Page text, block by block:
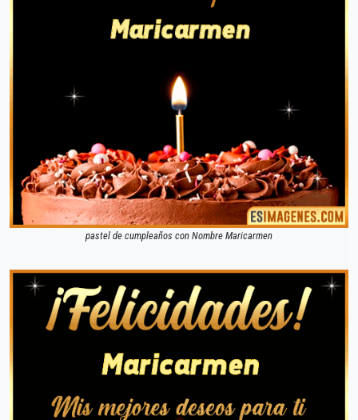
pastel de cumpleaños con Nombre Maricarmen